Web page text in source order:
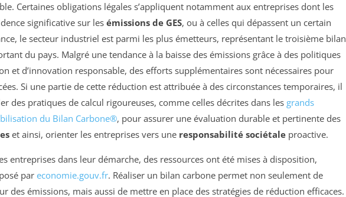
Certaines obligations légales s’appliquent notamment aux entreprises dont les
significative sur les émissions de GES, ou à celles qui dépassent un certain
le secteur industriel est parmi les plus émetteurs, représentant le troisième bilan
du pays. Malgré une tendance à la baisse des émissions grâce à des politiques
et d’innovation responsable, des efforts supplémentaires sont nécessaires pour
Si une partie de cette réduction est attribuée à des circonstances temporaires, il
des pratiques de calcul rigoureuses, comme celles décrites dans les grands
du Bilan Carbone®, pour assurer une évaluation durable et pertinente des
et ainsi, orienter les entreprises vers une responsabilité sociétale proactive.
entreprises dans leur démarche, des ressources ont été mises à disposition,
par economie.gouv.fr. Réaliser un bilan carbone permet non seulement de
des émissions, mais aussi de mettre en place des stratégies de réduction efficaces.